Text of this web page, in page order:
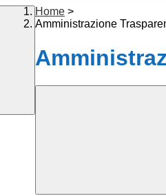
Home >
Amministrazione